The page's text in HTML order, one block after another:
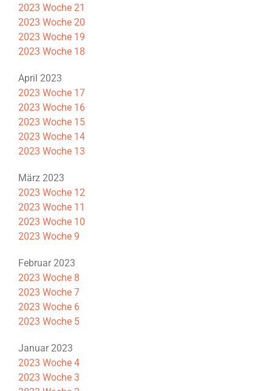
2023 Woche 21
2023 Woche 20
2023 Woche 19
2023 Woche 18
April 2023
2023 Woche 17
2023 Woche 16
2023 Woche 15
2023 Woche 14
2023 Woche 13
März 2023
2023 Woche 12
2023 Woche 11
2023 Woche 10
2023 Woche 9
Februar 2023
2023 Woche 8
2023 Woche 7
2023 Woche 6
2023 Woche 5
Januar 2023
2023 Woche 4
2023 Woche 3